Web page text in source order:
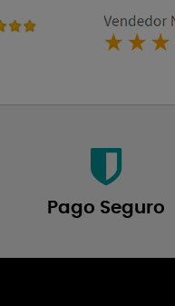
Pago Seguro